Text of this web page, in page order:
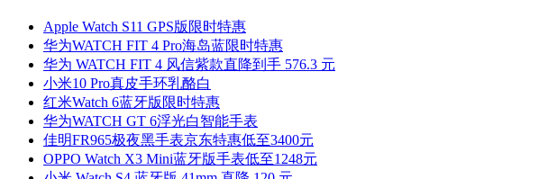
Apple Watch S11 GPS版限时特惠
华为WATCH FIT 4 Pro海岛蓝限时特惠
华为 WATCH FIT 4 风信紫款直降到手 576.3 元
小米10 Pro真皮手环乳酪白
红米Watch 6蓝牙版限时特惠
华为WATCH GT 6浮光白智能手表
佳明FR965极夜黑手表京东特惠低至3400元
OPPO Watch X3 Mini蓝牙版手表低至1248元